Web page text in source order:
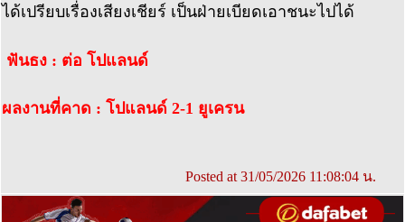
ได้เปรียบเรื่องเสียงเชียร์ เป็นฝ่ายเบียดเอาชนะไปได้
ฟันธง : ต่อ โปแลนด์
ผลงานที่คาด : โปแลนด์ 2-1 ยูเครน
Posted at 31/05/2026 11:08:04 น.